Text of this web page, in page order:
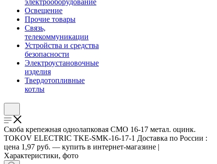
электрооборудование
Освещение
Прочие товары
Связь,
телекоммуникации
Устройства и средства
безопасности
Электроустановочные
изделия
Твердотопливные
котлы
Скоба крепежная однолапковая СМО 16-17 метал. оцинк.
TOKOV ELECTRIC TKE-SMK-16-17-1 Доставка по России :
цена 1,97 руб. — купить в интернет-магазине |
Характеристики, фото